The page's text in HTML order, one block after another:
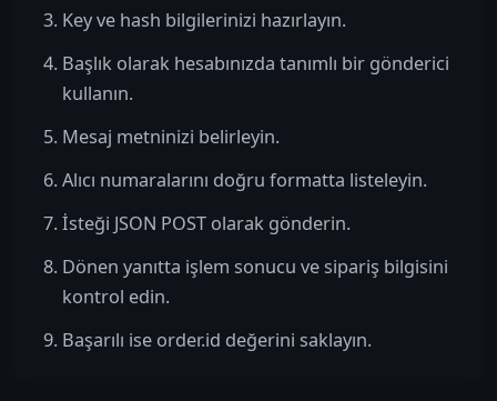
Key ve hash bilgilerinizi hazırlayın.
Başlık olarak hesabınızda tanımlı bir gönderici
kullanın.
Mesaj metninizi belirleyin.
Alıcı numaralarını doğru formatta listeleyin.
İsteği JSON POST olarak gönderin.
Dönen yanıtta işlem sonucu ve sipariş bilgisini
kontrol edin.
Başarılı ise order.id değerini saklayın.